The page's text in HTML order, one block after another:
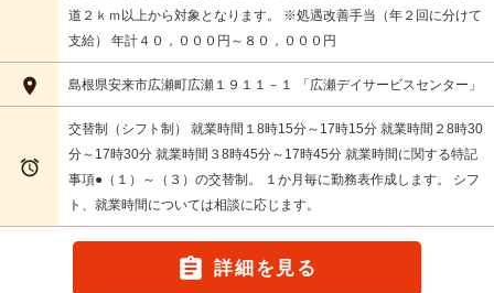
道２ｋｍ以上から対象となります。 ※処遇改善手当（年２回に分けて
支給） 年計４０，０００円～８０，０００円
 島根県安来市広瀬町広瀬１９１１－１ 「広瀬デイサービスセンター」

交替制（シフト制） 就業時間１8時15分～17時15分 就業時間２8時30
分～17時30分 就業時間３8時45分～17時45分 就業時間に関する特記
事項●（１）～（３）の交替制。 １か月毎に勤務表作成します。 シフ
ト、就業時間については相談に応じます。
 詳細を見る